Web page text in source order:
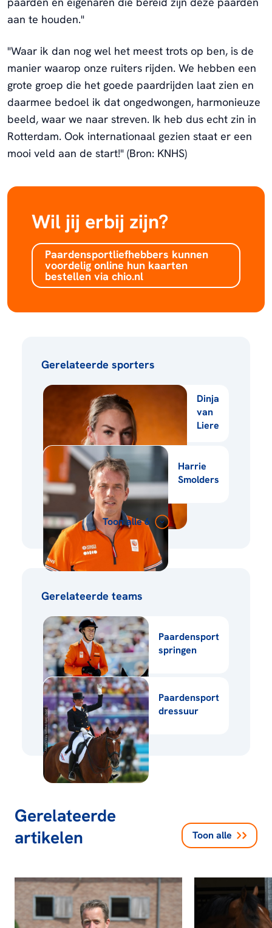
aan te houden."
"Waar ik dan nog wel het meest trots op ben, is de
manier waarop onze ruiters rijden. We hebben een
grote groep die het goede paardrijden laat zien en
daarmee bedoel ik dat ongedwongen, harmonieuze
beeld, waar we naar streven. Ik heb dus echt zin in
Rotterdam. Ook internationaal gezien staat er een
mooi veld aan de start!" (Bron: KNHS)
Wil jij erbij zijn?
Paardensportliefhebbers kunnen
voordelig online hun kaarten
bestellen via chio.nl
Gerelateerde sporters
Dinja
van
Liere
Harrie
Smolders
Toon alle 6
Gerelateerde teams
Paardensport
springen
Paardensport
dressuur
Gerelateerde
artikelen
Toon alle